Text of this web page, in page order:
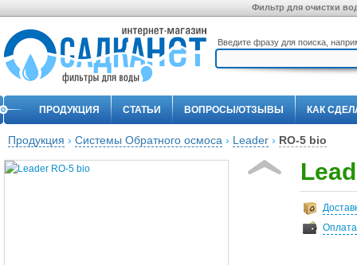
Фильтр для очистки
Введите фразу для поиска,
ПРОДУКЦИЯ СТАТЬИ ВОПРОСЫ/ОТЗЫВЫ КАК
Продукция › Системы Обратного осмоса › Leader › RO-5 bio
Оплата